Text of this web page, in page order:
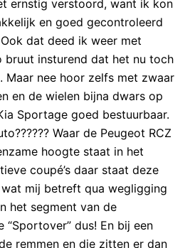
ernstig verstoord, want ik kon
en goed gecontroleerd
dat deed ik weer met
bruut insturend dat het nu toch
Maar nee hoor zelfs met zwaar
en de wielen bijna dwars op
Sportage goed bestuurbaar.
Waar de Peugeot RCZ
hoogte staat in het
coupé’s daar staat deze
mij betreft qua wegligging
het segment van de
“Sportover” dus! En bij een
remmen en die zitten er dan